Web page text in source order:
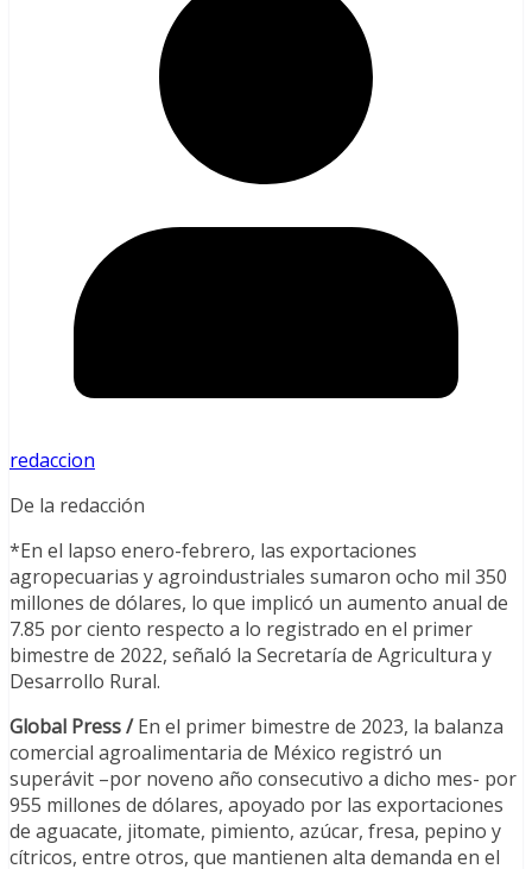
redaccion
De la redacción
*En el lapso enero-febrero, las exportaciones
agropecuarias y agroindustriales sumaron ocho mil 350
millones de dólares, lo que implicó un aumento anual de
7.85 por ciento respecto a lo registrado en el primer
bimestre de 2022, señaló la Secretaría de Agricultura y
Desarrollo Rural.
Global Press /En el primer bimestre de 2023, la balanza
comercial agroalimentaria de México registró un
superávit –por noveno año consecutivo a dicho mes- por
955 millones de dólares, apoyado por las exportaciones
de aguacate, jitomate, pimiento, azúcar, fresa, pepino y
cítricos, entre otros, que mantienen alta demanda en el